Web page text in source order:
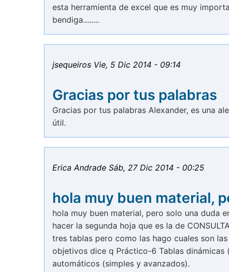
esta herramienta de excel que es muy
bendiga........
jsequeiros Vie, 5 Dic 2014 - 09:14
Gracias por tus palabras
Gracias por tus palabras Alexander, es una
útil.
Erica Andrade Sáb, 27 Dic 2014 - 00:25
hola muy buen material,
hola muy buen material, pero solo una duda
hacer la segunda hoja que es la de
tres tablas pero como las hago cuales son
objetivos dice q Práctico-6 Tablas
automáticos (simples y avanzados).